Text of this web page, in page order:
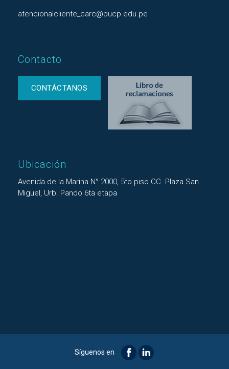
atencionalcliente_carc@pucp.edu.pe
Contacto
CONTÁCTANOS
Ubicación
Avenida de la Marina N° 2000, 5to piso CC. Plaza San
Miguel, Urb. Pando 6ta etapa
Síguenos en